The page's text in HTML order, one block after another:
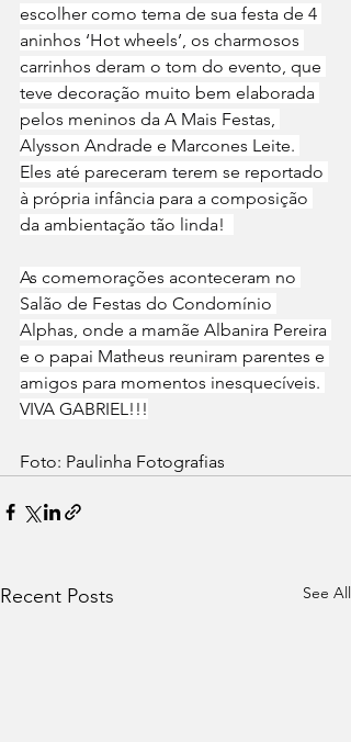
escolher como tema de sua festa de 4
aninhos ‘Hot wheels’, os charmosos
carrinhos deram o tom do evento, que
teve decoração muito bem elaborada
pelos meninos da A Mais Festas,
Alysson Andrade e Marcones Leite.
Eles até pareceram terem se reportado
à própria infância para a composição
da ambientação tão linda!
As comemorações aconteceram no
Salão de Festas do Condomínio
Alphas, onde a mamãe Albanira Pereira
e o papai Matheus reuniram parentes e
amigos para momentos inesquecíveis.
VIVA GABRIEL!!!
Foto: Paulinha Fotografias
Recent Posts See All